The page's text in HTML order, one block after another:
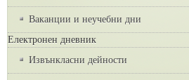
Ваканции и неучебни дни
Електронен дневник
Извънкласни дейности